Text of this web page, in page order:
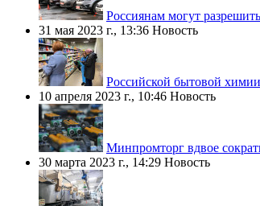
Россиянам могут
31 мая 2023 г., 13:36 Новость
Российской бытовой
10 апреля 2023 г., 10:46 Новость
Минпромторг вдвое
30 марта 2023 г., 14:29 Новость